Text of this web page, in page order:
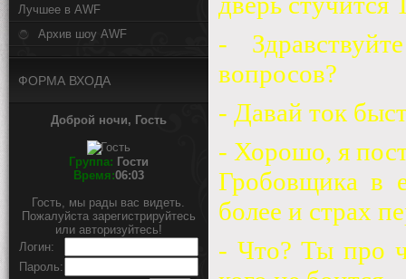
Лучшее в AWF
Архив шоу AWF
ФОРМА ВХОДА
Доброй ночи, Гость
Группа: Гости
Время:06:03
Гость, мы рады вас видеть.
Пожалуйста зарегистрируйтесь
или авторизуйтесь!
Логин:
Пароль:
-
вопросов?
- Давай ток
- Хорошо, я
Гробовщика в
более и страх
- Что? Ты про